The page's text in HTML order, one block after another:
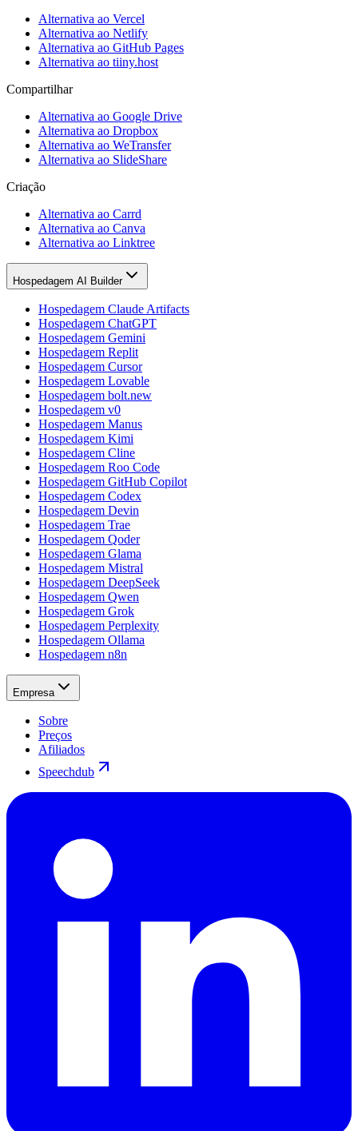
Alternativa ao Vercel
Alternativa ao Netlify
Alternativa ao GitHub Pages
Alternativa ao tiiny.host
Compartilhar
Alternativa ao Google Drive
Alternativa ao Dropbox
Alternativa ao WeTransfer
Alternativa ao SlideShare
Criação
Alternativa ao Carrd
Alternativa ao Canva
Alternativa ao Linktree
Hospedagem AI Builder
Hospedagem Claude Artifacts
Hospedagem ChatGPT
Hospedagem Gemini
Hospedagem Replit
Hospedagem Cursor
Hospedagem Lovable
Hospedagem bolt.new
Hospedagem v0
Hospedagem Manus
Hospedagem Kimi
Hospedagem Cline
Hospedagem Roo Code
Hospedagem GitHub Copilot
Hospedagem Codex
Hospedagem Devin
Hospedagem Trae
Hospedagem Qoder
Hospedagem Glama
Hospedagem Mistral
Hospedagem DeepSeek
Hospedagem Qwen
Hospedagem Grok
Hospedagem Perplexity
Hospedagem Ollama
Hospedagem n8n
Empresa
Sobre
Preços
Afiliados
Speechdub